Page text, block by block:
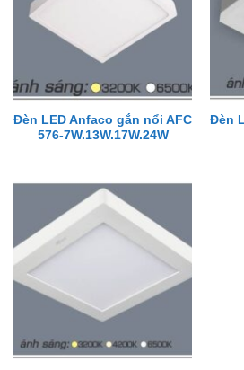
Đèn LED Anfaco gắn nổi AFC
576-7W.13W.17W.24W
Đèn